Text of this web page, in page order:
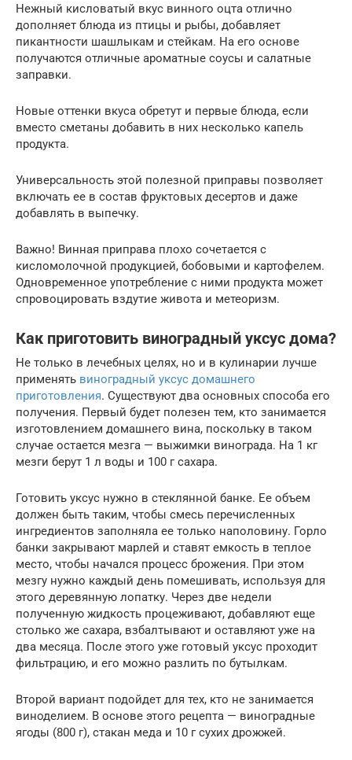
Нежный кисловатый вкус винного оцта отлично
дополняет блюда из птицы и рыбы, добавляет
пикантности шашлыкам и стейкам. На его основе
получаются отличные ароматные соусы и салатные
заправки.
Новые оттенки вкуса обретут и первые блюда, если
вместо сметаны добавить в них несколько капель
продукта.
Универсальность этой полезной приправы позволяет
включать ее в состав фруктовых десертов и даже
добавлять в выпечку.
Важно! Винная приправа плохо сочетается с
кисломолочной продукцией, бобовыми и картофелем.
Одновременное употребление с ними продукта может
спровоцировать вздутие живота и метеоризм.
Как приготовить виноградный уксус дома?
Не только в лечебных целях, но и в кулинарии лучше
применять виноградный уксус домашнего
приготовления. Существуют два основных способа его
получения. Первый будет полезен тем, кто занимается
изготовлением домашнего вина, поскольку в таком
случае остается мезга — выжимки винограда. На 1 кг
мезги берут 1 л воды и 100 г сахара.
Готовить уксус нужно в стеклянной банке. Ее объем
должен быть таким, чтобы смесь перечисленных
ингредиентов заполняла ее только наполовину. Горло
банки закрывают марлей и ставят емкость в теплое
место, чтобы начался процесс брожения. При этом
мезгу нужно каждый день помешивать, используя для
этого деревянную лопатку. Через две недели
полученную жидкость процеживают, добавляют еще
столько же сахара, взбалтывают и оставляют уже на
два месяца. После этого уже готовый уксус проходит
фильтрацию, и его можно разлить по бутылкам.
Второй вариант подойдет для тех, кто не занимается
виноделием. В основе этого рецепта — виноградные
ягоды (800 г), стакан меда и 10 г сухих дрожжей.